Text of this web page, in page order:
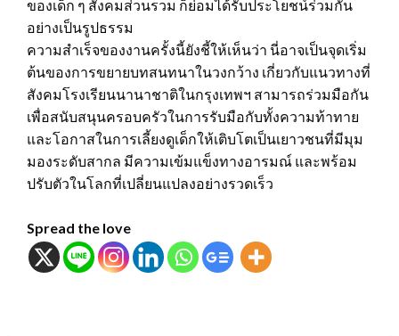
ของเด็ก ๆ สังคมส่วนรวม ก็ย่อมได้รับประโยชน์ร่วมกัน
อย่างเป็นรูปธรรม
ความสำเร็จของงานครั้งนี้ยังชี้ให้เห็นว่า นี่อาจเป็นจุดเริ่ม
ต้นของการขยายบทสนทนาในวงกว้าง เกี่ยวกับแนวทางที่
สังคมโรงเรียนนานาชาติในกรุงเทพฯ สามารถร่วมมือกัน
เพื่อสนับสนุนครอบครัวในการรับมือกับทั้งความท้าทาย
และโอกาสในการเลี้ยงดูเด็กให้เติบโตเป็นเยาวชนที่มีมุม
มองระดับสากล มีความเข้มแข็งทางอารมณ์ และพร้อม
ปรับตัวในโลกที่เปลี่ยนแปลงอย่างรวดเร็ว
Spread the love